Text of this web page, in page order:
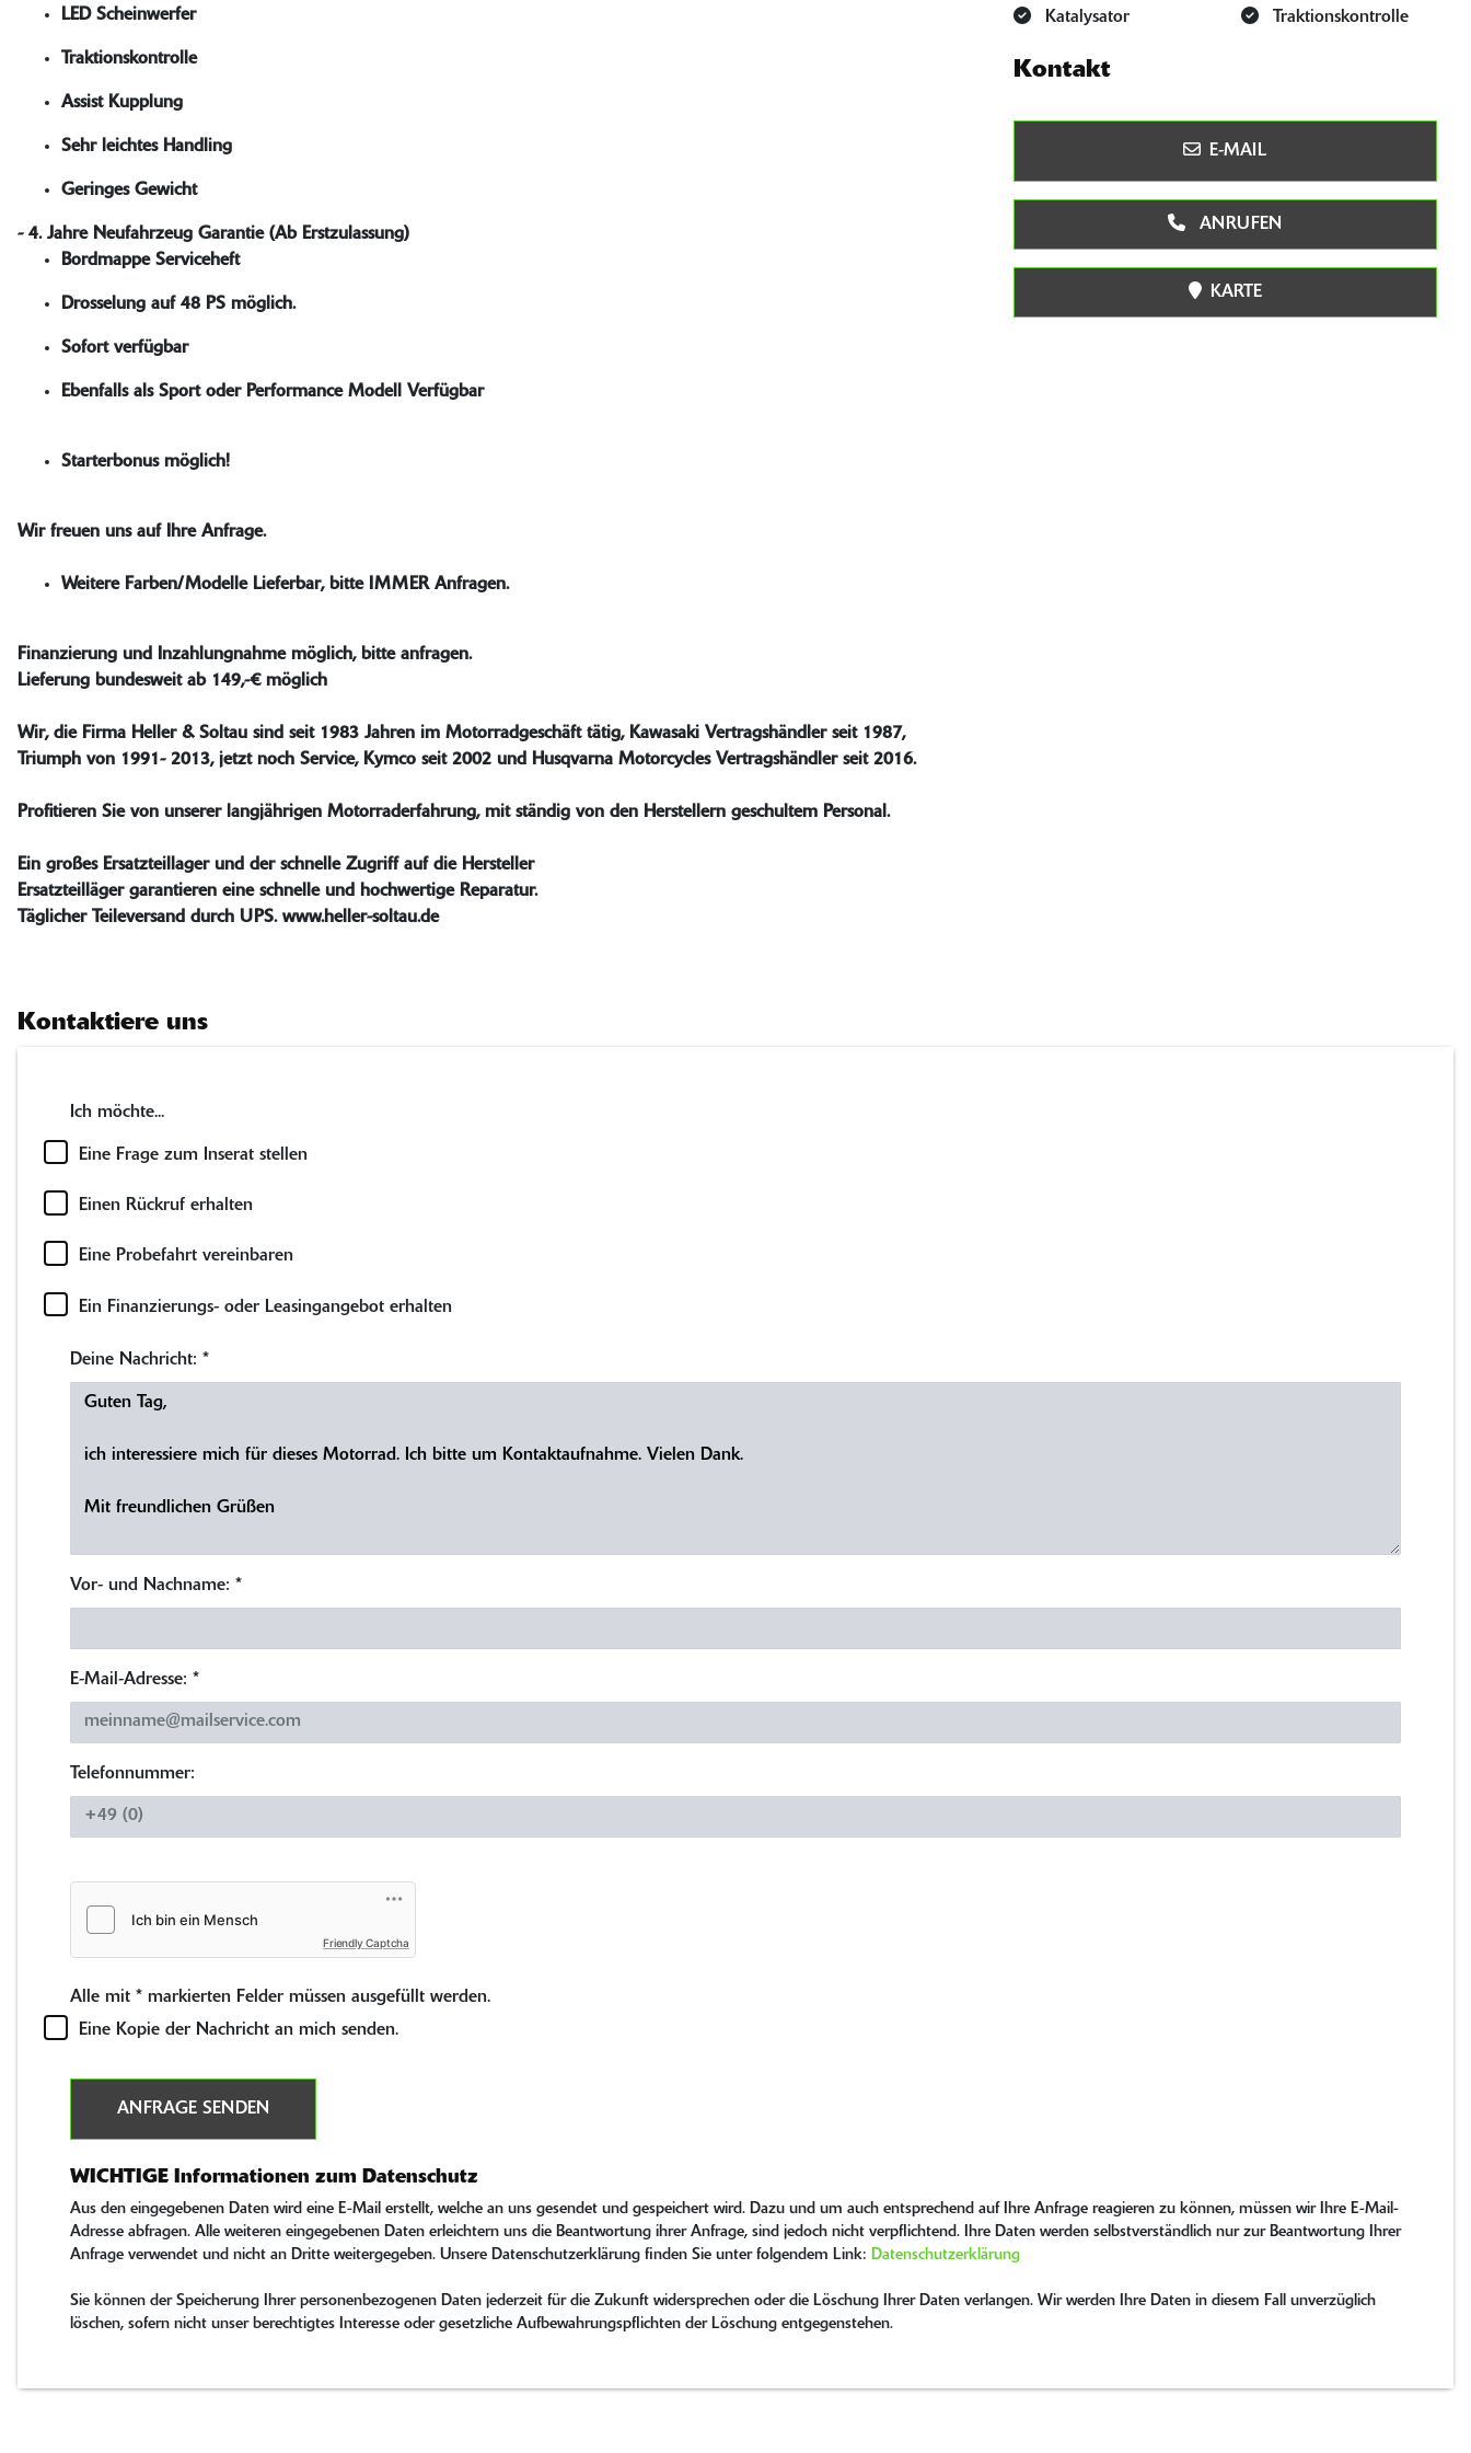
LED Scheinwerfer
Traktionskontrolle
Assist Kupplung
Sehr leichtes Handling
Geringes Gewicht
- 4. Jahre Neufahrzeug Garantie (Ab Erstzulassung)
Bordmappe Serviceheft
Drosselung auf 48 PS möglich.
Sofort verfügbar
Ebenfalls als Sport oder Performance Modell Verfügbar
Starterbonus möglich!
Wir freuen uns auf Ihre Anfrage.
Weitere Farben/Modelle Lieferbar, bitte IMMER Anfragen.
Finanzierung und Inzahlungnahme möglich, bitte anfragen.
Lieferung bundesweit ab 149,-€ möglich
Wir, die Firma Heller & Soltau sind seit 1983 Jahren im Motorradgeschäft tätig, Kawasaki Vertragshändler seit 1987,
Triumph von 1991- 2013, jetzt noch Service, Kymco seit 2002 und Husqvarna Motorcycles Vertragshändler seit 2016.
Profitieren Sie von unserer langjährigen Motorraderfahrung, mit ständig von den Herstellern geschultem Personal.
Ein großes Ersatzteillager und der schnelle Zugriff auf die Hersteller
Ersatzteilläger garantieren eine schnelle und hochwertige Reparatur.
Täglicher Teileversand durch UPS. www.heller-soltau.de
Katalysator
Traktionskontrolle
Kontakt
E-MAIL
ANRUFEN
KARTE
Kontaktiere uns
Ich möchte...
Eine Frage zum Inserat stellen
Einen Rückruf erhalten
Eine Probefahrt vereinbaren
Ein Finanzierungs- oder Leasingangebot erhalten
Deine Nachricht: *
Vor- und Nachname: *
E-Mail-Adresse: *
Telefonnummer:
Friendly Captcha
Alle mit * markierten Felder müssen ausgefüllt werden.
Eine Kopie der Nachricht an mich senden.
ANFRAGE SENDEN
WICHTIGE Informationen zum Datenschutz
Aus den eingegebenen Daten wird eine E-Mail erstellt, welche an uns gesendet und gespeichert wird. Dazu und um auch entsprechend auf Ihre Anfrage reagieren zu können, müssen wir Ihre E-Mail-
Adresse abfragen. Alle weiteren eingegebenen Daten erleichtern uns die Beantwortung ihrer Anfrage, sind jedoch nicht verpflichtend. Ihre Daten werden selbstverständlich nur zur Beantwortung Ihrer
Anfrage verwendet und nicht an Dritte weitergegeben. Unsere Datenschutzerklärung finden Sie unter folgendem Link: Datenschutzerklärung
Sie können der Speicherung Ihrer personenbezogenen Daten jederzeit für die Zukunft widersprechen oder die Löschung Ihrer Daten verlangen. Wir werden Ihre Daten in diesem Fall unverzüglich
löschen, sofern nicht unser berechtigtes Interesse oder gesetzliche Aufbewahrungspflichten der Löschung entgegenstehen.